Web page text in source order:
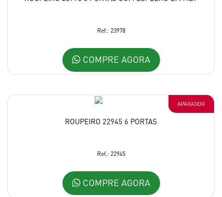
Ref.: 23978
COMPRE AGORA
APARADOR
ROUPEIRO 22945 6 PORTAS
Ref.: 22945
COMPRE AGORA